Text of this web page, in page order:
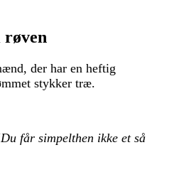
der har en heftig
stykker træ.
Du får simpelthen ikke et så